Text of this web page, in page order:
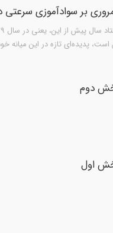
بر سوادآموزی سرعتی
است، پدیده‌ای تازه در این میانه
دوم
اول